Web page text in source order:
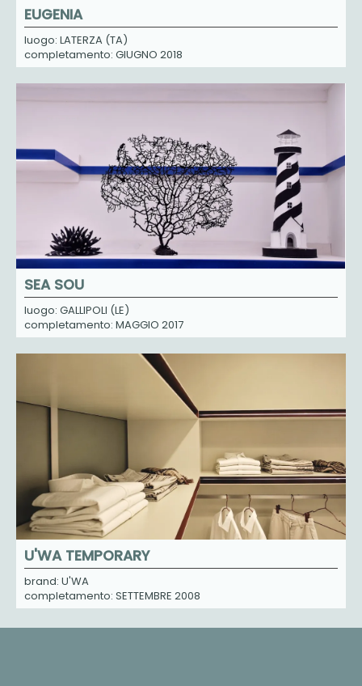
EUGENIA
luogo: LATERZA (TA)
completamento: GIUGNO 2018
SEA SOU
luogo: GALLIPOLI (LE)
completamento: MAGGIO 2017
U'WA TEMPORARY
brand: U'WA
completamento: SETTEMBRE 2008